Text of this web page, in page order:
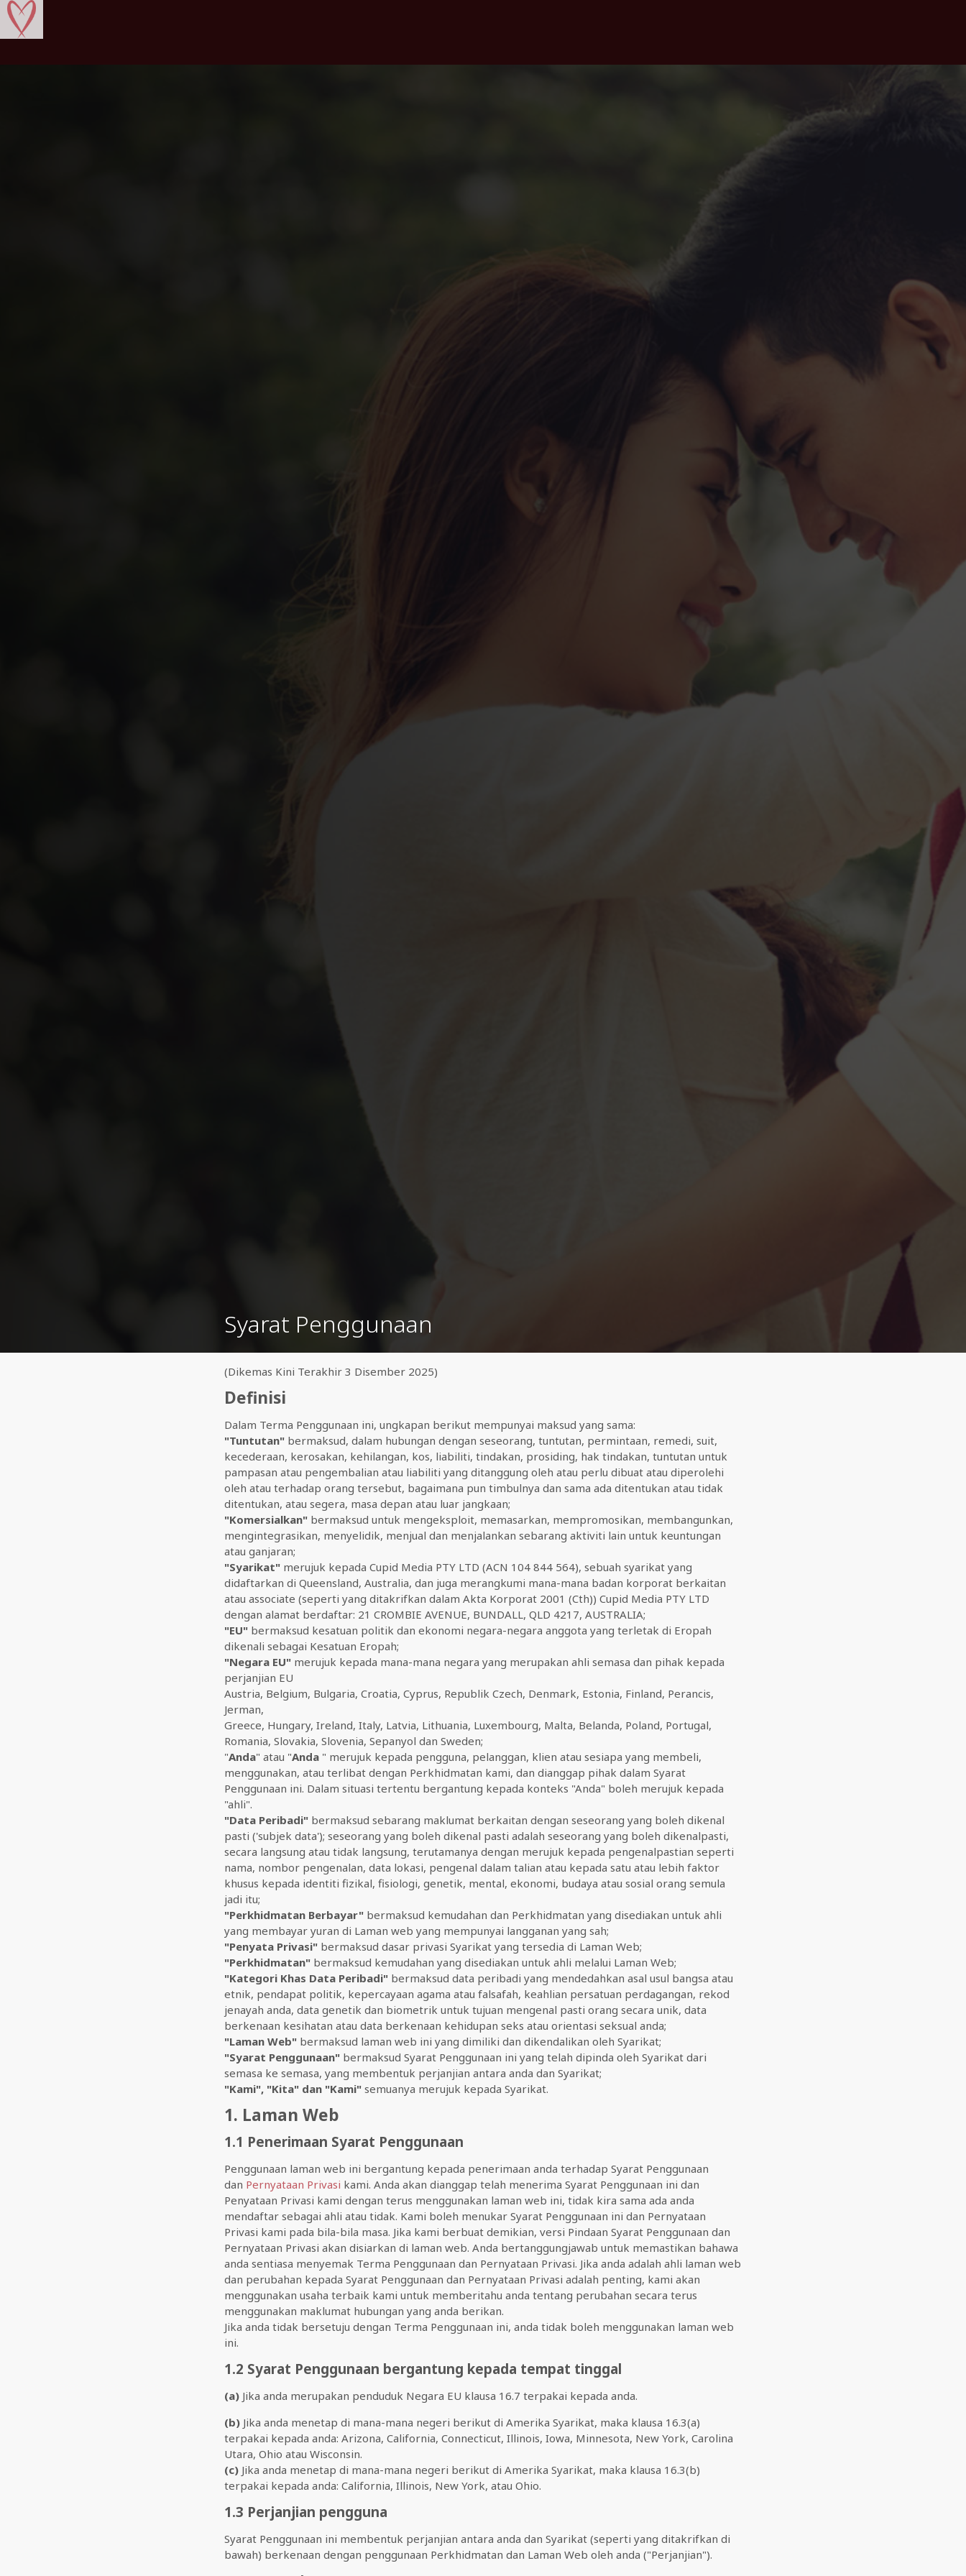
Syarat Penggunaan
(Dikemas Kini Terakhir 3 Disember 2025)
Definisi
Dalam Terma Penggunaan ini, ungkapan berikut mempunyai maksud yang sama:
"Tuntutan" bermaksud, dalam hubungan dengan seseorang, tuntutan, permintaan, remedi, suit,
kecederaan, kerosakan, kehilangan, kos, liabiliti, tindakan, prosiding, hak tindakan, tuntutan untuk
pampasan atau pengembalian atau liabiliti yang ditanggung oleh atau perlu dibuat atau diperolehi
oleh atau terhadap orang tersebut, bagaimana pun timbulnya dan sama ada ditentukan atau tidak
ditentukan, atau segera, masa depan atau luar jangkaan;
"Komersialkan" bermaksud untuk mengeksploit, memasarkan, mempromosikan, membangunkan,
mengintegrasikan, menyelidik, menjual dan menjalankan sebarang aktiviti lain untuk keuntungan
atau ganjaran;
"Syarikat" merujuk kepada Cupid Media PTY LTD (ACN 104 844 564), sebuah syarikat yang
didaftarkan di Queensland, Australia, dan juga merangkumi mana-mana badan korporat berkaitan
atau associate (seperti yang ditakrifkan dalam Akta Korporat 2001 (Cth)) Cupid Media PTY LTD
dengan alamat berdaftar: 21 CROMBIE AVENUE, BUNDALL, QLD 4217, AUSTRALIA;
"EU" bermaksud kesatuan politik dan ekonomi negara-negara anggota yang terletak di Eropah
dikenali sebagai Kesatuan Eropah;
"Negara EU" merujuk kepada mana-mana negara yang merupakan ahli semasa dan pihak kepada
perjanjian EU
Austria, Belgium, Bulgaria, Croatia, Cyprus, Republik Czech, Denmark, Estonia, Finland, Perancis,
Jerman,
Greece, Hungary, Ireland, Italy, Latvia, Lithuania, Luxembourg, Malta, Belanda, Poland, Portugal,
Romania, Slovakia, Slovenia, Sepanyol dan Sweden;
"Anda" atau "Anda " merujuk kepada pengguna, pelanggan, klien atau sesiapa yang membeli,
menggunakan, atau terlibat dengan Perkhidmatan kami, dan dianggap pihak dalam Syarat
Penggunaan ini. Dalam situasi tertentu bergantung kepada konteks "Anda" boleh merujuk kepada
"ahli".
"Data Peribadi" bermaksud sebarang maklumat berkaitan dengan seseorang yang boleh dikenal
pasti ('subjek data'); seseorang yang boleh dikenal pasti adalah seseorang yang boleh dikenalpasti,
secara langsung atau tidak langsung, terutamanya dengan merujuk kepada pengenalpastian seperti
nama, nombor pengenalan, data lokasi, pengenal dalam talian atau kepada satu atau lebih faktor
khusus kepada identiti fizikal, fisiologi, genetik, mental, ekonomi, budaya atau sosial orang semula
jadi itu;
"Perkhidmatan Berbayar" bermaksud kemudahan dan Perkhidmatan yang disediakan untuk ahli
yang membayar yuran di Laman web yang mempunyai langganan yang sah;
"Penyata Privasi" bermaksud dasar privasi Syarikat yang tersedia di Laman Web;
"Perkhidmatan" bermaksud kemudahan yang disediakan untuk ahli melalui Laman Web;
"Kategori Khas Data Peribadi" bermaksud data peribadi yang mendedahkan asal usul bangsa atau
etnik, pendapat politik, kepercayaan agama atau falsafah, keahlian persatuan perdagangan, rekod
jenayah anda, data genetik dan biometrik untuk tujuan mengenal pasti orang secara unik, data
berkenaan kesihatan atau data berkenaan kehidupan seks atau orientasi seksual anda;
"Laman Web" bermaksud laman web ini yang dimiliki dan dikendalikan oleh Syarikat;
"Syarat Penggunaan" bermaksud Syarat Penggunaan ini yang telah dipinda oleh Syarikat dari
semasa ke semasa, yang membentuk perjanjian antara anda dan Syarikat;
"Kami", "Kita" dan "Kami" semuanya merujuk kepada Syarikat.
1. Laman Web
1.1 Penerimaan Syarat Penggunaan
Penggunaan laman web ini bergantung kepada penerimaan anda terhadap Syarat Penggunaan
dan Pernyataan Privasi kami. Anda akan dianggap telah menerima Syarat Penggunaan ini dan
Penyataan Privasi kami dengan terus menggunakan laman web ini, tidak kira sama ada anda
mendaftar sebagai ahli atau tidak. Kami boleh menukar Syarat Penggunaan ini dan Pernyataan
Privasi kami pada bila-bila masa. Jika kami berbuat demikian, versi Pindaan Syarat Penggunaan dan
Pernyataan Privasi akan disiarkan di laman web. Anda bertanggungjawab untuk memastikan bahawa
anda sentiasa menyemak Terma Penggunaan dan Pernyataan Privasi. Jika anda adalah ahli laman web
dan perubahan kepada Syarat Penggunaan dan Pernyataan Privasi adalah penting, kami akan
menggunakan usaha terbaik kami untuk memberitahu anda tentang perubahan secara terus
menggunakan maklumat hubungan yang anda berikan.
Jika anda tidak bersetuju dengan Terma Penggunaan ini, anda tidak boleh menggunakan laman web
ini.
1.2 Syarat Penggunaan bergantung kepada tempat tinggal
(a) Jika anda merupakan penduduk Negara EU klausa 16.7 terpakai kepada anda.
(b) Jika anda menetap di mana-mana negeri berikut di Amerika Syarikat, maka klausa 16.3(a)
terpakai kepada anda: Arizona, California, Connecticut, Illinois, Iowa, Minnesota, New York, Carolina
Utara, Ohio atau Wisconsin.
(c) Jika anda menetap di mana-mana negeri berikut di Amerika Syarikat, maka klausa 16.3(b)
terpakai kepada anda: California, Illinois, New York, atau Ohio.
1.3 Perjanjian pengguna
Syarat Penggunaan ini membentuk perjanjian antara anda dan Syarikat (seperti yang ditakrifkan di
bawah) berkenaan dengan penggunaan Perkhidmatan dan Laman Web oleh anda ("Perjanjian").